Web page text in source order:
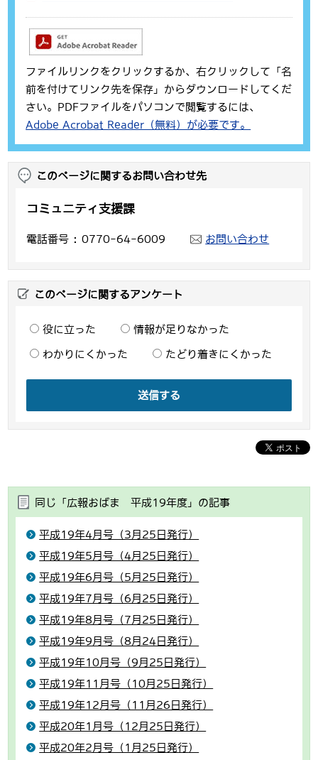
ファイルリンクをクリックするか、右クリックして「名
前を付けてリンク先を保存」からダウンロードしてくだ
さい。PDFファイルをパソコンで閲覧するには、
Adobe Acrobat Reader（無料）が必要です。
このページに関するお問い合わせ先
コミュニティ支援課
電話番号 0770-64-6009 お問い合わせ
このページに関するアンケート
役に立った 情報が足りなかった
わかりにくかった たどり着きにくかった
送信する
同じ「広報おばま 平成19年度」の記事
平成19年4月号（3月25日発行）
平成19年5月号（4月25日発行）
平成19年6月号（5月25日発行）
平成19年7月号（6月25日発行）
平成19年8月号（7月25日発行）
平成19年9月号（8月24日発行）
平成19年10月号（9月25日発行）
平成19年11月号（10月25日発行）
平成19年12月号（11月26日発行）
平成20年1月号（12月25日発行）
平成20年2月号（1月25日発行）